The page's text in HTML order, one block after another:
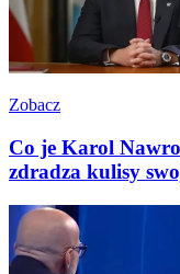
Zobacz
Co je Karol
zdradza kulisy